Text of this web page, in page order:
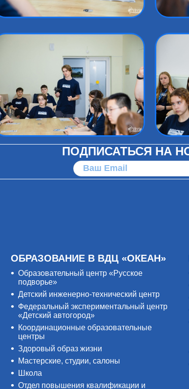
ПОДПИСАТЬСЯ НА
ОБРАЗОВАНИЕ В ВДЦ «ОКЕАН»
Образовательный центр «Русское
подворье»
Детский инженерно-технический центр
Федеральный экспериментальный центр
«Детский автогород»
Координационные образовательные
центры
Здоровый образ жизни
Мастерские, студии, салоны
Школа
Отдел повышения квалификации и